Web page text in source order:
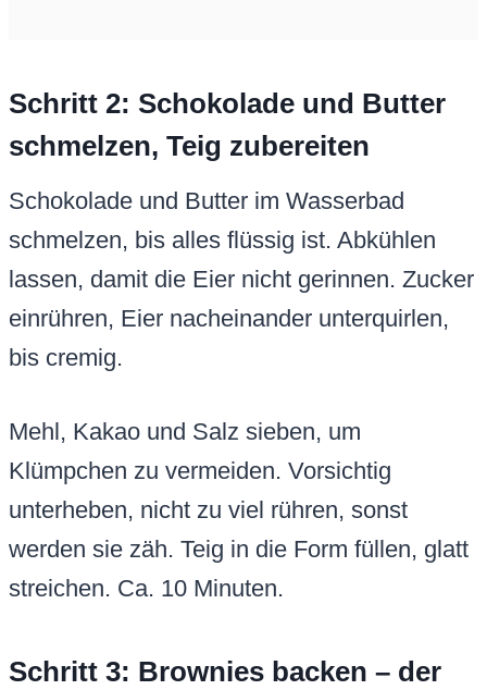
Schritt 2: Schokolade und Butter
schmelzen, Teig zubereiten
Schokolade und Butter im Wasserbad
schmelzen, bis alles flüssig ist. Abkühlen
lassen, damit die Eier nicht gerinnen. Zucker
einrühren, Eier nacheinander unterquirlen,
bis cremig.
Mehl, Kakao und Salz sieben, um
Klümpchen zu vermeiden. Vorsichtig
unterheben, nicht zu viel rühren, sonst
werden sie zäh. Teig in die Form füllen, glatt
streichen. Ca. 10 Minuten.
Schritt 3: Brownies backen – der